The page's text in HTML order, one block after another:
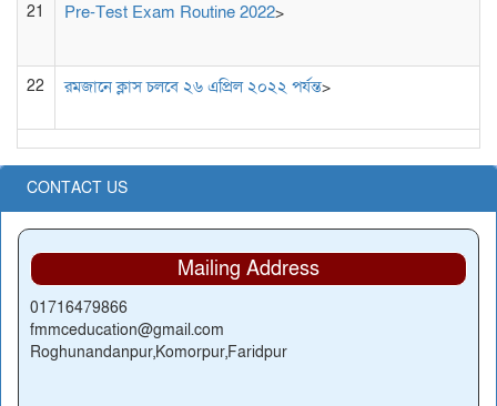
21 Pre-Test Exam Routine 2022>
22 রমজানে ক্লাস চলবে ২৬ এপ্রিল ২০২২ পর্যন্ত>
CONTACT US
Mailing Address
01716479866
fmmceducation@gmail.com
Roghunandanpur,Komorpur,Faridpur